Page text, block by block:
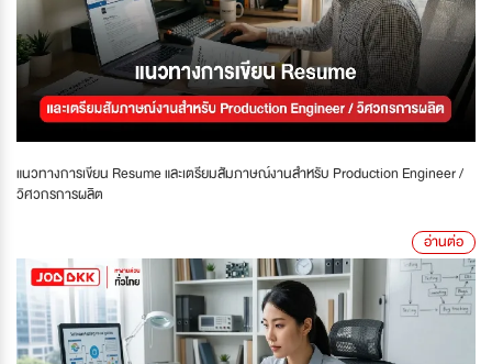
แนวทางการเขียน Resume และเตรียมสัมภาษณ์งานสำหรับ Production Engineer /
วิศวกรการผลิต
อ่านต่อ